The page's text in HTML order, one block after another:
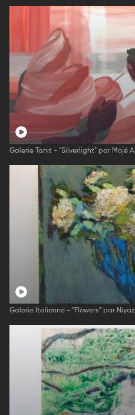
Galerie Tanit - "Silverlight" par Mojé
Galerie Italienne - "Flowers" par